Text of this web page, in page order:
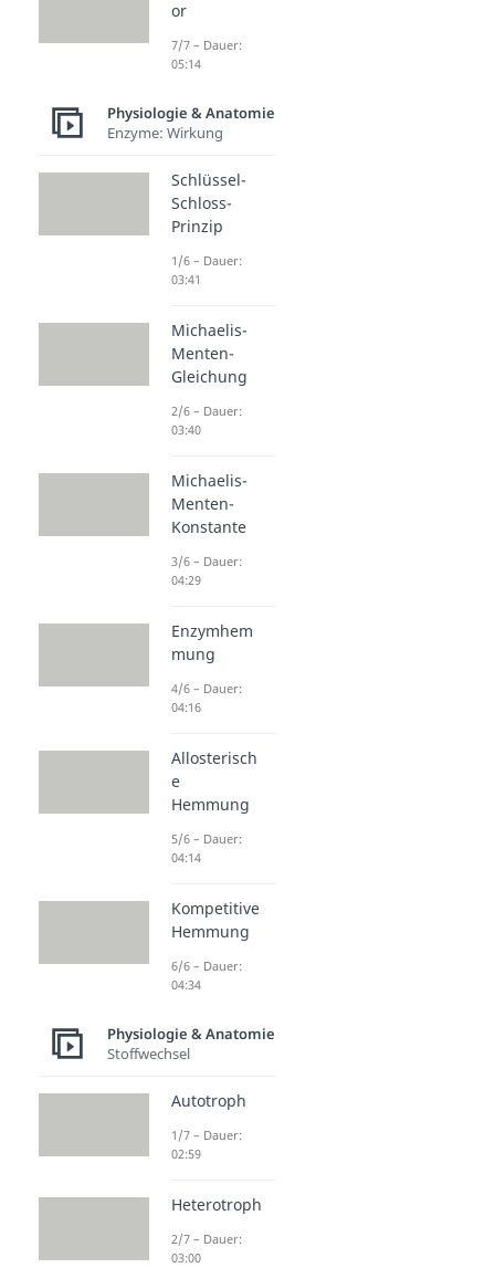
or
7/7 – Dauer:
05:14
Physiologie & Anatomie
Enzyme: Wirkung
Schlüssel-
Schloss-
Prinzip
1/6 – Dauer:
03:41
Michaelis-
Menten-
Gleichung
2/6 – Dauer:
03:40
Michaelis-
Menten-
Konstante
3/6 – Dauer:
04:29
Enzymhem
mung
4/6 – Dauer:
04:16
Allosterisch
e
Hemmung
5/6 – Dauer:
04:14
Kompetitive
Hemmung
6/6 – Dauer:
04:34
Physiologie & Anatomie
Stoffwechsel
Autotroph
1/7 – Dauer:
02:59
Heterotroph
2/7 – Dauer:
03:00